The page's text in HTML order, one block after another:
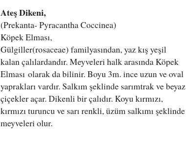
Ateş Dikeni,
(Prekanta- Pyracantha Coccinea)
Köpek Elması,
Gülgiller(rosaceae) familyasından, yaz kış yeşil
kalançalılardandır. Meyveleri halk arasındaKöpek
Elması olarak da bilinir. Boyu 3m. ince uzun ve oval
yaprakları vardır. Salkım şeklinde sarımtrak ve beyaz
çiçekler açar. Dikenli bir çalıdır. Koyu kırmızı,
kırmızı turuncu ve sarı renkli, üzüm salkımı şeklinde
meyveleri olur.